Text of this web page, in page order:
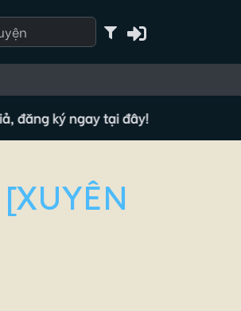
ký ngay tại đây!🔥 Tộc truyện đang